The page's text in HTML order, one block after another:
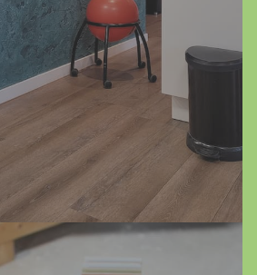
Wählen Sie Farbtöne
Ihrem Geschmack – Ihre
beginnt hier!
mehr erfahren